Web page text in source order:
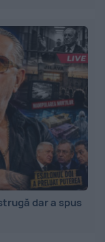
dar a spus